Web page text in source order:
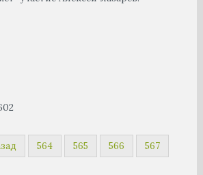
564 565 566 567